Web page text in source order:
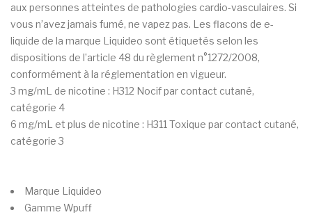
aux personnes atteintes de pathologies cardio-vasculaires. Si
vous n’avez jamais fumé, ne vapez pas. Les flacons de e-
liquide de la marque Liquideo sont étiquetés selon les
dispositions de l’article 48 du règlement n°1272/2008,
conformément à la réglementation en vigueur.
3 mg/mL de nicotine : H312 Nocif par contact cutané,
catégorie 4
6 mg/mL et plus de nicotine : H311 Toxique par contact cutané,
catégorie 3
Marque Liquideo
Gamme Wpuff